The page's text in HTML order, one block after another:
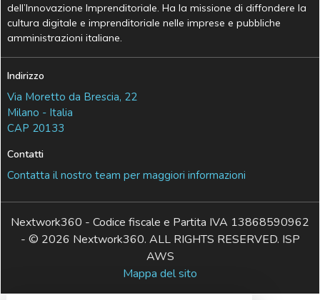
dell’Innovazione Imprenditoriale. Ha la missione di diffondere la
cultura digitale e imprenditoriale nelle imprese e pubbliche
amministrazioni italiane.
Indirizzo
Via Moretto da Brescia, 22
Milano - Italia
CAP 20133
Contatti
Contatta il nostro team per maggiori informazioni
Nextwork360 - Codice fiscale e Partita IVA 13868590962
- © 2026 Nextwork360. ALL RIGHTS RESERVED. ISP
AWS
Mappa del sito